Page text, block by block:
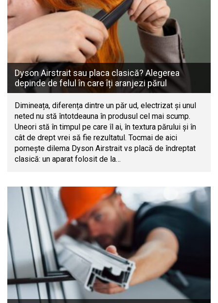
Dyson Airstrait sau placa clasică? Alegerea
depinde de felul în care îți aranjezi părul
Dimineața, diferența dintre un păr ud, electrizat și unul
neted nu stă întotdeauna în produsul cel mai scump.
Uneori stă în timpul pe care îl ai, în textura părului și în
cât de drept vrei să fie rezultatul. Tocmai de aici
pornește dilema Dyson Airstrait vs placă de îndreptat
clasică: un aparat folosit de la…